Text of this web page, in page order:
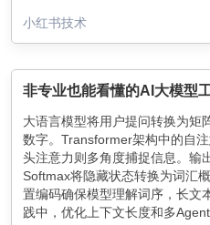
小红书技术
非专业也能看懂的AI大模型
大语言模型将用户提问转换为矩
数字。Transformer架构中的自
头注意力则多角度捕捉信息。输
Softmax将隐藏状态转换为词汇
置编码确保模型理解词序，长文
践中，优化上下文长度和多Agent